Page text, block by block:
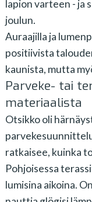
lapion varteen - ja
joulun.
Auraajilla ja
positiivista
kaunista, mutta
Parveke- tai
materiaalista
Otsikko oli
ratkaisee, kuinka
Pohjoisessa
lumisina aikoina.